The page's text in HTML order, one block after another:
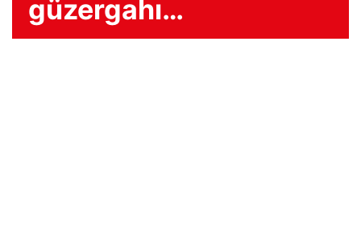
güzergahı…